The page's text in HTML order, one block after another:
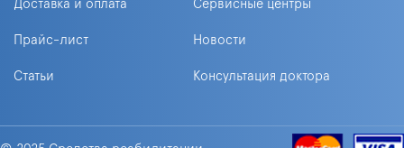
Доставка и оплата Сервисные центры
Прайс-лист Новости
Статьи Консультация доктора